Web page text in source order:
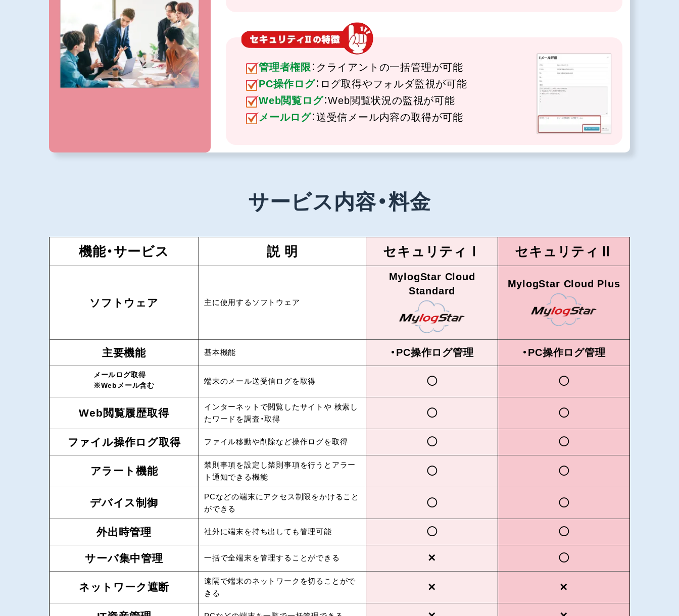
管理者権限：クライアントの一括管理が可能
PC操作ログ：ログ取得やフォルダ監視が可能
Web閲覧ログ：Web閲覧状況の監視が可能
メールログ：送受信メール内容の取得が可能
サービス内容・料金
機能・サービス 説 明 セキュリティⅠ セキュリティⅡ
ソフトウェア 主に使用するソフトウェア
MylogStar Cloud
Standard
MylogStar Cloud Plus
主要機能 基本機能 ・PC操作ログ管理 ・PC操作ログ管理
メールログ取得
※Webメール含む
端末のメール送受信ログを取得 ◯ ◯
Web閲覧履歴取得
インターネットで閲覧したサイトや 検索し
たワードを調査・取得
◯ ◯
ファイル操作ログ取得 ファイル移動や削除など操作ログを取得 ◯ ◯
アラート機能
禁則事項を設定し禁則事項を行うとアラー
ト通知できる機能
◯ ◯
デバイス制御
PCなどの端末にアクセス制限をかけること
ができる
◯ ◯
外出時管理 社外に端末を持ち出しても管理可能 ◯ ◯
サーバ集中管理 一括で全端末を管理することができる ✕ ◯
ネットワーク遮断
遠隔で端末のネットワークを切ることがで
きる
✕ ✕